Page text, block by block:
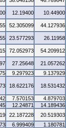
12.19400 10.44900
52.305099 44.127936
23.577293 26.11958
72.052973 54.209912
27.25648 21.057262
9.297923 9.137929
18.622176 18.531432
7.570153 4.879703
12.24871 14.189436
22.187228 20.519303
6.999409 1.180781